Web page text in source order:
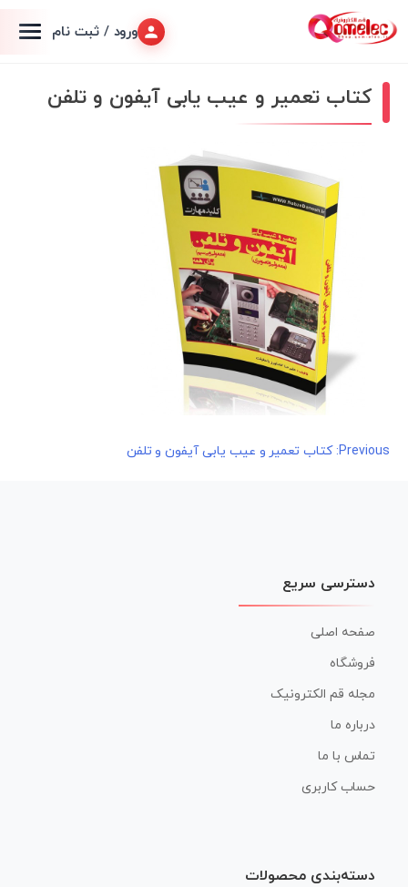
ورود / ثبت نام
کتاب تعمیر و عیب یابی آیفون و تلفن
راهبری
Previous: کتاب تعمیر و عیب یابی آیفون و تلفن
دسترسی سریع
صفحه اصلی
فروشگاه
مجله قم الکترونیک
درباره ما
تماس با ما
حساب کاربری
دسته‌بندی محصولات